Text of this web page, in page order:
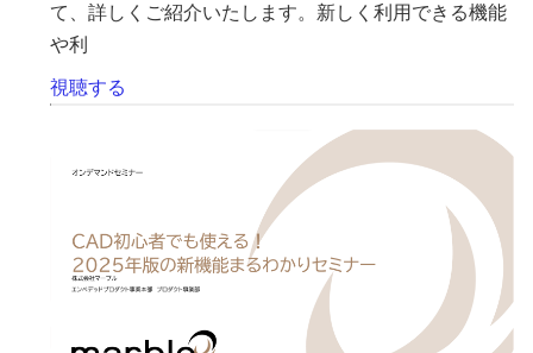
て、詳しくご紹介いたします。新しく利用できる機能
や利
視聴する